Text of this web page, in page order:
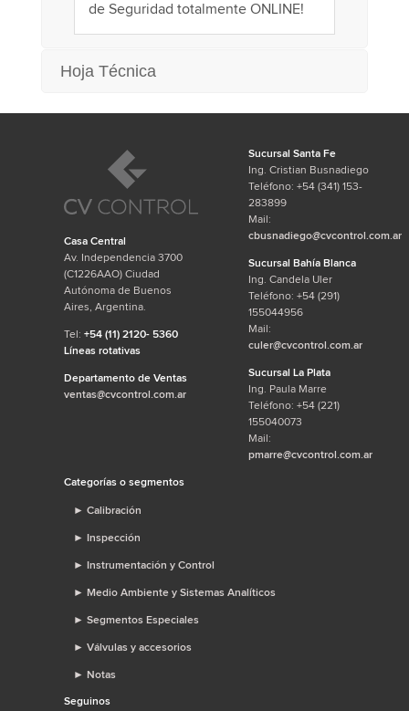
de Seguridad totalmente ONLINE!
Hoja Técnica
Casa Central
Av. Independencia 3700
(C1226AAO) Ciudad
Autónoma de Buenos
Aires, Argentina.
Tel: +54 (11) 2120- 5360
Líneas rotativas
Departamento de Ventas
ventas@cvcontrol.com.ar
Sucursal Santa Fe
Ing. Cristian Busnadiego
Teléfono: +54 (341) 153-
283899
Mail:
cbusnadiego@cvcontrol.com.ar
Sucursal Bahía Blanca
Ing. Candela Uler
Teléfono: +54 (291)
155044956
Mail:
culer@cvcontrol.com.ar
Sucursal La Plata
Ing. Paula Marre
Teléfono: +54 (221)
155040073
Mail:
pmarre@cvcontrol.com.ar
Categorías o segmentos
► Calibración
► Inspección
► Instrumentación y Control
► Medio Ambiente y Sistemas Analíticos
► Segmentos Especiales
► Válvulas y accesorios
► Notas
Seguinos